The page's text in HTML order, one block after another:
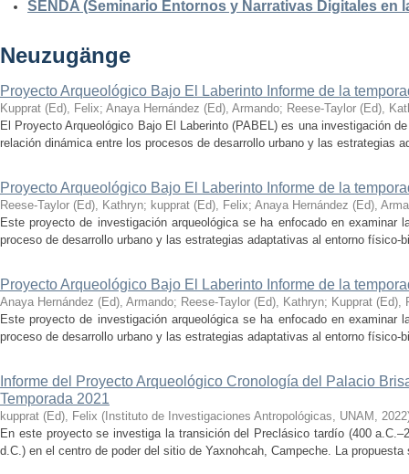
SENDA (Seminario Entornos y Narrativas Digitales en
Neuzugänge
Proyecto Arqueológico Bajo El Laberinto Informe de la
Kupprat (Ed), Felix; Anaya Hernández (Ed), Armando; Reese-Taylor (Ed),
El Proyecto Arqueológico Bajo El Laberinto (PABEL) es una investigación
relación dinámica entre los procesos de desarrollo urbano y las estrategias
Proyecto Arqueológico Bajo El Laberinto Informe de la
Reese-Taylor (Ed), Kathryn; kupprat (Ed), Felix; Anaya Hernández (Ed),
Este proyecto de investigación arqueológica se ha enfocado en examinar
proceso de desarrollo urbano y las estrategias adaptativas al entorno físico-
Proyecto Arqueológico Bajo El Laberinto Informe de la
Anaya Hernández (Ed), Armando; Reese-Taylor (Ed), Kathryn; Kupprat (Ed),
Este proyecto de investigación arqueológica se ha enfocado en examinar
proceso de desarrollo urbano y las estrategias adaptativas al entorno físico-
Informe del Proyecto Arqueológico Cronología del Palacio
Temporada 2021
kupprat (Ed), Felix ( Instituto de Investigaciones Antropológicas, UNAM , 2022
En este proyecto se investiga la transición del Preclásico tardío (400
d.C.) en el centro de poder del sitio de Yaxnohcah, Campeche. La